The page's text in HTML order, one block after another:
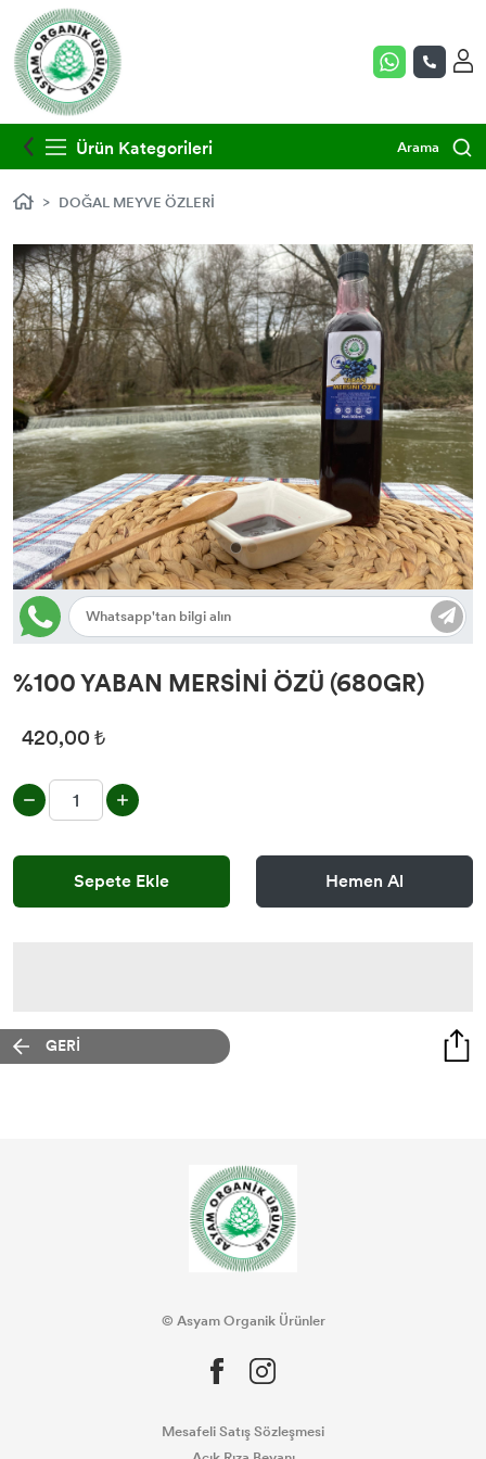
Ürün Kategorileri Arama
DOĞAL MEYVE ÖZLERİ
%100 YABAN MERSİNİ ÖZÜ (680GR)
420,00 ₺
Sepete Ekle Hemen Al
GERİ
© Asyam Organik Ürünler
Mesafeli Satış Sözleşmesi